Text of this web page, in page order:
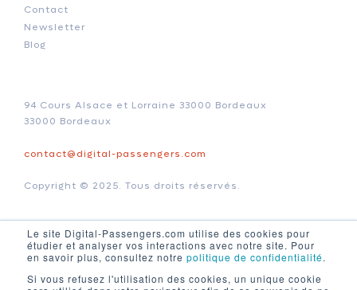
Le site Digital-Passengers.com utilise des cookies pour
étudier et analyser vos interactions avec notre site. Pour
en savoir plus, consultez notre politique de confidentialité.
Si vous refusez l'utilisation des cookies, un unique cookie
Contact
Newsletter
Blog
94 Cours Alsace et Lorraine 33000 Bordeaux
33000 Bordeaux
contact@digital-passengers.com
Copyright © 2025. Tous droits réservés.
L’agence Digital Passengers accélère la croissance des